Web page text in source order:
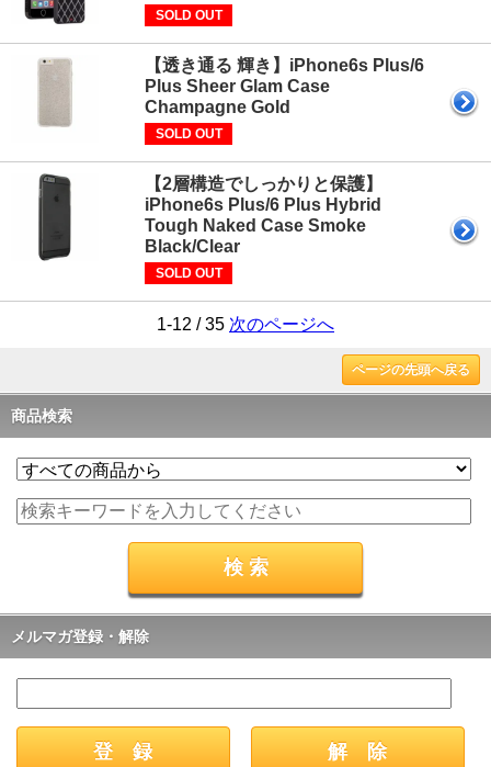
SOLD OUT
【透き通る 輝き】iPhone6s Plus/6
Plus Sheer Glam Case
Champagne Gold
SOLD OUT
【2層構造でしっかりと保護】
iPhone6s Plus/6 Plus Hybrid
Tough Naked Case Smoke
Black/Clear
SOLD OUT
1-12 / 35 次のページへ
ページの先頭へ戻る
商品検索
メルマガ登録・解除